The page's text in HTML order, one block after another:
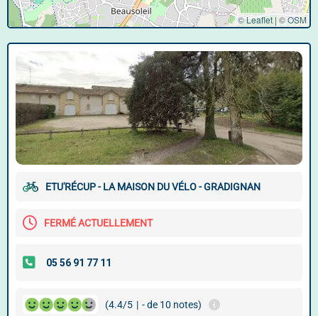
© Leaflet | ©OSM
ETU'RÉCUP - LA MAISON DU VÉLO - GRADIGNAN
FERMÉ ACTUELLEMENT
(4.4/5 | - de 10 notes)